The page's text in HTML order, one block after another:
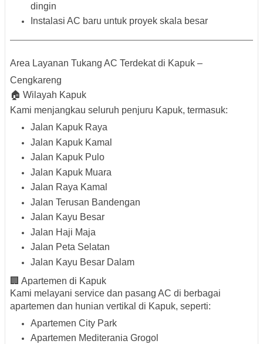
dingin
Instalasi AC baru untuk proyek skala besar
Area Layanan Tukang AC Terdekat di Kapuk –
Cengkareng
🏠 Wilayah Kapuk
Kami menjangkau seluruh penjuru Kapuk, termasuk:
Jalan Kapuk Raya
Jalan Kapuk Kamal
Jalan Kapuk Pulo
Jalan Kapuk Muara
Jalan Raya Kamal
Jalan Terusan Bandengan
Jalan Kayu Besar
Jalan Haji Maja
Jalan Peta Selatan
Jalan Kayu Besar Dalam
🏢 Apartemen di Kapuk
Kami melayani service dan pasang AC di berbagai
apartemen dan hunian vertikal di Kapuk, seperti:
Apartemen City Park
Apartemen Mediterania Grogol